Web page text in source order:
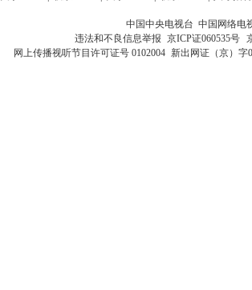
中国中央电视台 中国网络电
违法和不良信息举报 京ICP证060535号
网上传播视听节目许可证号 0102004 新出网证（京）